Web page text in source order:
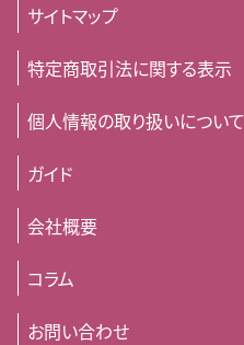
サイトマップ
特定商取引法に関する表示
個人情報の取り扱いについて
ガイド
会社概要
コラム
お問い合わせ